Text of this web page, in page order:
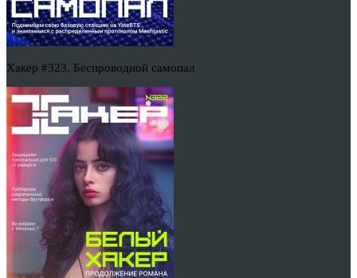
Хакер #323. Беспроводной самопал